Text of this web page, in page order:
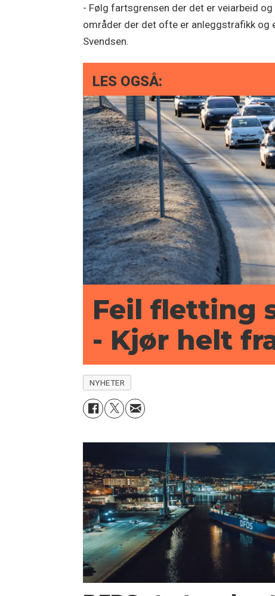
- Følg fartsgrensen der det er veiarbeid
områder der det ofte er anleggstrafikk og
Svendsen.
LES OGSÅ:
Feil fletting
- Kjør helt
NYHETER